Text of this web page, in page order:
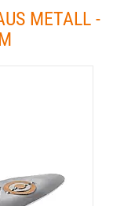
METALL -